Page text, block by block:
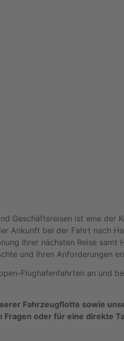
Geschäftsreisen ist eine der
Ankunft bei der Fahrt nach
Ihrer nächsten Reise
und Ihren Anforderungen
Flughafenfahrten an und
Fahrzeugflotte sowie
oder für eine direkte